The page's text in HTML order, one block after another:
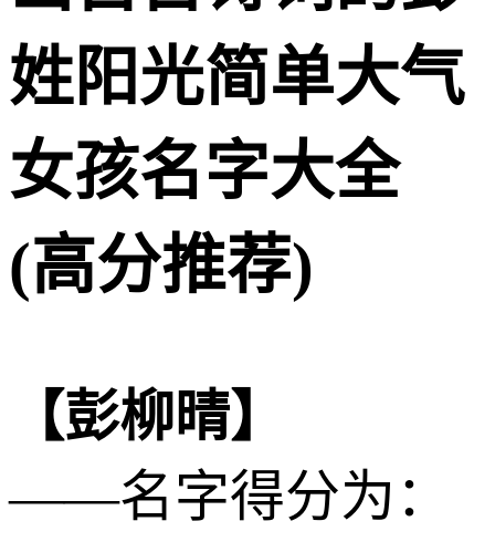
姓阳光简单大气
女孩名字大全
(高分推荐)
【彭柳晴】
——名字得分为：